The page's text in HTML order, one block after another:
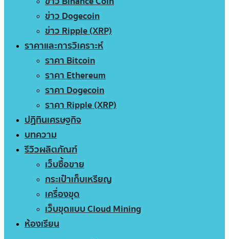
ข่าว Dogecoin
ข่าว Ripple (XRP)
ราคาและการวิเคราะห์
ราคา Bitcoin
ราคา Ethereum
ราคา Dogecoin
ราคา Ripple (XRP)
ปฏิทินเศรษฐกิจ
บทความ
รีวิวผลิตภัณฑ์
เว็บซื้อขาย
กระเป๋าเก็บเหรียญ
เครื่องขุด
เว็บขุดแบบ Cloud Mining
ห้องเรียน